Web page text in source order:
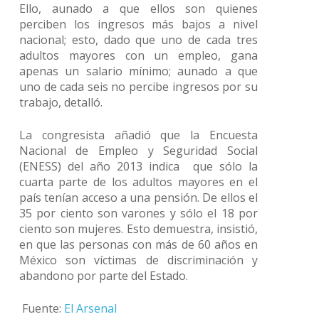
Ello, aunado a que ellos son quienes
perciben los ingresos más bajos a nivel
nacional; esto, dado que uno de cada tres
adultos mayores con un empleo, gana
apenas un salario mínimo; aunado a que
uno de cada seis no percibe ingresos por su
trabajo, detalló.
La congresista añadió que la Encuesta
Nacional de Empleo y Seguridad Social
(ENESS) del año 2013 indica que sólo la
cuarta parte de los adultos mayores en el
país tenían acceso a una pensión. De ellos el
35 por ciento son varones y sólo el 18 por
ciento son mujeres. Esto demuestra, insistió,
en que las personas con más de 60 años en
México son víctimas de discriminación y
abandono por parte del Estado.
Fuente: El Arsenal